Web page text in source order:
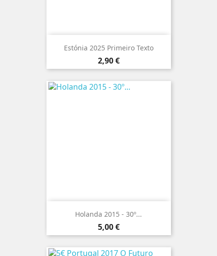
Estónia 2025 Primeiro Texto
Preço
2,90 €
Holanda 2015 - 30º...
Preço
5,00 €